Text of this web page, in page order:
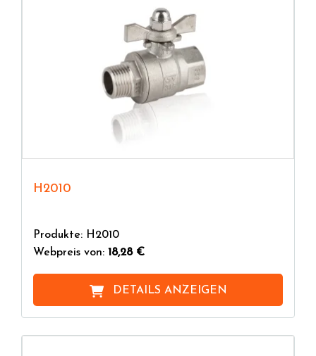
H2010
Produkte: H2010
Webpreis von: 18,28 €
DETAILS ANZEIGEN